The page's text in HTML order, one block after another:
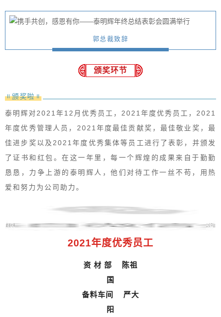
郭总裁致辞
颁奖环节
颁奖啦
泰明辉对2021年12月优秀员工，2021年度优秀员工，2021
年度优秀管理人员，2021年度最佳贡献奖，最佳敬业奖，最
佳进步奖以及2021年度优秀集体等员工进行了表彰，并颁发
了证书和红包。在这一年里，每一个辉煌的成果来自于勤勤
恳恳，力争上游的泰明辉人，他们对待工作一丝不苟，用热
爱和努力为公司助力。
2021年度优秀员工
资 材 部 陈祖
国
备料车间 严大
阳